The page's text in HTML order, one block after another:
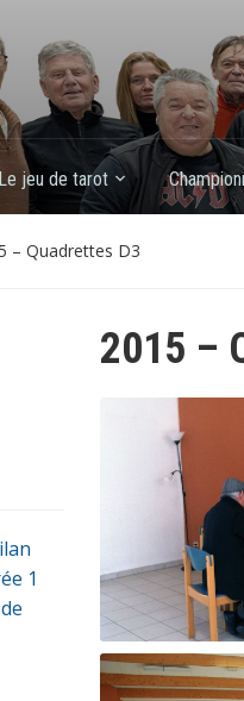
Le jeu de tarot
– Quadrettes D3
1
2015 –